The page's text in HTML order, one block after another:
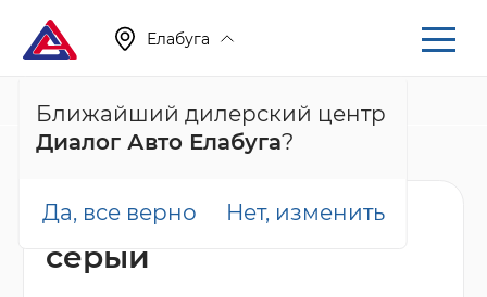
Елабуга
Ближайший дилерский центр
Диалог Авто Елабуга?
Да, все верно Нет, изменить
+7 (855) 222-05-71
Nordcross 001 Ultra,
серый